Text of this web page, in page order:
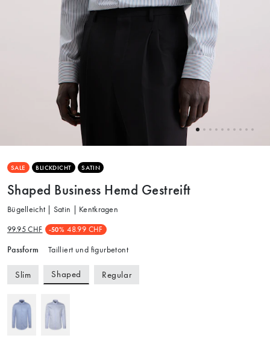
SALE BLICKDICHT SATIN
Shaped Business Hemd Gestreift
Bügelleicht | Satin | Kentkragen
99.95 CHF -50% 48.99 CHF
Passform Tailliert und figurbetont
Slim Shaped Regular